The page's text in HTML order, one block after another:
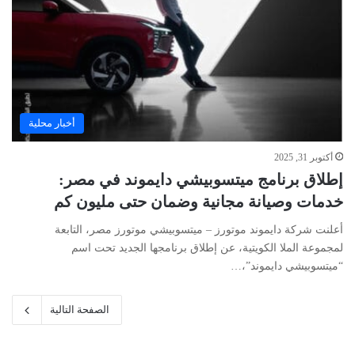
أخبار محلية
أكتوبر 31, 2025
إطلاق برنامج ميتسوبيشي دايموند في مصر:
خدمات وصيانة مجانية وضمان حتى مليون كم
أعلنت شركة دايموند موتورز – ميتسوبيشي موتورز مصر، التابعة
لمجموعة الملا الكويتية، عن إطلاق برنامجها الجديد تحت اسم
“ميتسوبيشي دايموند”،…
الصفحة التالية